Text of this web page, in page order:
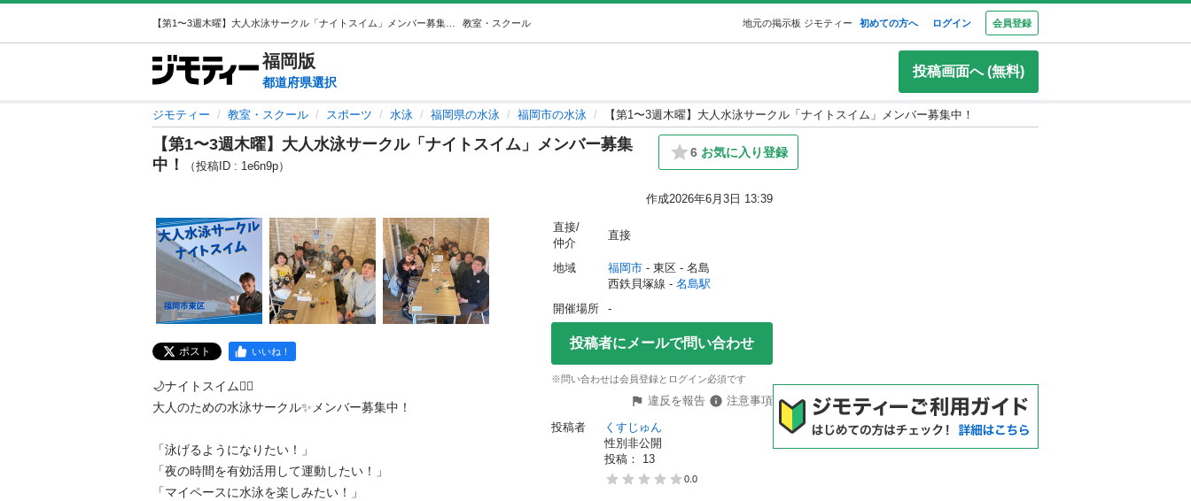
教室・スクール 地元の掲示板 ジモティー 初めての方へ ログイン 会員登録
福岡版
都道府県選択
投稿画面へ (無料)
ジモティー 教室・スクール スポーツ 水泳 福岡県の水泳 福岡市の水泳 【第1〜3週木曜】大人水泳サークル「ナイトスイム」メンバー募集中！
【第1〜3週木曜】大人水泳サークル「ナイトスイム」メンバー募集
中！
（投稿ID : 1e6n9p）
6 お気に入り登録
作成2026年6月3日 13:39
ポスト いいね！
🌙ナイトスイム🏊‍♂️
大人のための水泳サークル✨メンバー募集中！
「泳げるようになりたい！」
「夜の時間を有効活用して運動したい！」
「マイペースに水泳を楽しみたい！」
直接/
仲介
直接
地域 福岡市 - 東区 - 名島
西鉄貝塚線 - 名島駅
開催場所
-
投稿者にメールで問い合わせ
※問い合わせは会員登録とログイン必須です
違反を報告
注意事項
投稿者
くすじゅん
性別非公開
投稿： 13
0.0